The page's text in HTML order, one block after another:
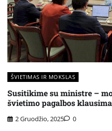
ŠVIETIMAS IR MOKSLAS
Susitikime su ministre –
švietimo pagalbos
2 Gruodžio, 2025 0